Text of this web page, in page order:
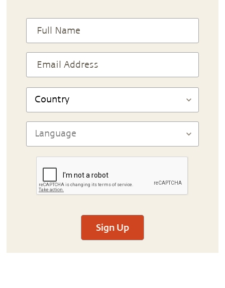
Sign Up